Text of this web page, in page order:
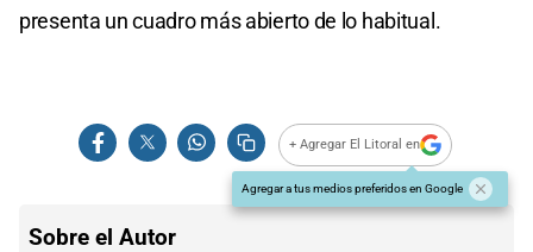
presenta un cuadro más abierto de lo habitual.
+ Agregar El Litoral en
Agregar a tus medios preferidos en Google
Sobre el Autor